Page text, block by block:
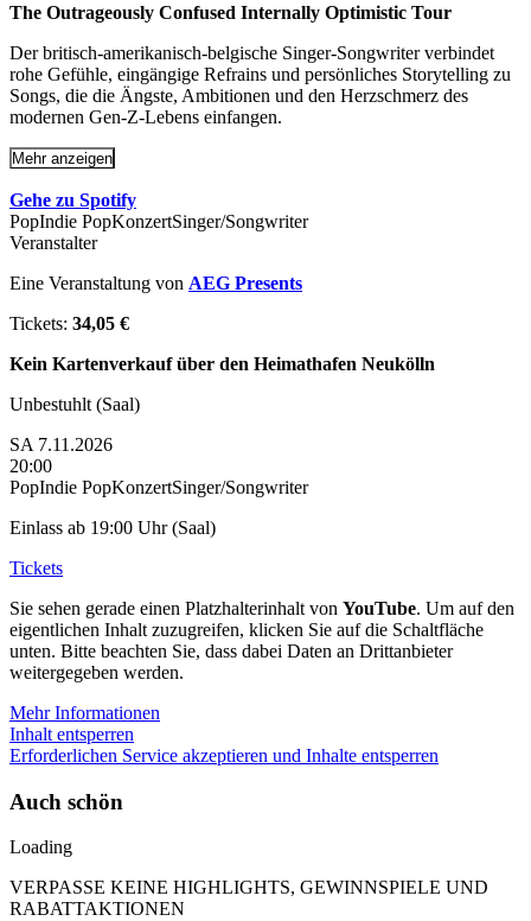
The Outrageously Confused Internally Optimistic Tour
Der britisch-amerikanisch-belgische Singer-Songwriter verbindet
rohe Gefühle, eingängige Refrains und persönliches Storytelling zu
Songs, die die Ängste, Ambitionen und den Herzschmerz des
modernen Gen-Z-Lebens einfangen.
Mehr anzeigen
Gehe zu Spotify
PopIndie PopKonzertSinger/Songwriter
Veranstalter
Eine Veranstaltung von AEG Presents
Tickets: 34,05 €
Kein Kartenverkauf über den Heimathafen Neukölln
Unbestuhlt (Saal)
SA 7.11.2026
20:00
PopIndie PopKonzertSinger/Songwriter
Einlass ab 19:00 Uhr (Saal)
Tickets
Sie sehen gerade einen Platzhalterinhalt von YouTube. Um auf den
eigentlichen Inhalt zuzugreifen, klicken Sie auf die Schaltfläche
unten. Bitte beachten Sie, dass dabei Daten an Drittanbieter
weitergegeben werden.
Mehr Informationen
Inhalt entsperren
Erforderlichen Service akzeptieren und Inhalte entsperren
Auch schön
Loading
VERPASSE KEINE HIGHLIGHTS, GEWINNSPIELE UND
RABATTAKTIONEN